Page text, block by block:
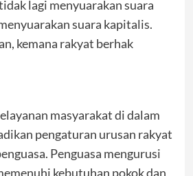
lagi menyuarakan suara
suara kapitalis.
kemana rakyat berhak
masyarakat di dalam
pengaturan urusan rakyat
Penguasa mengurusi
kebutuhan pokok dan